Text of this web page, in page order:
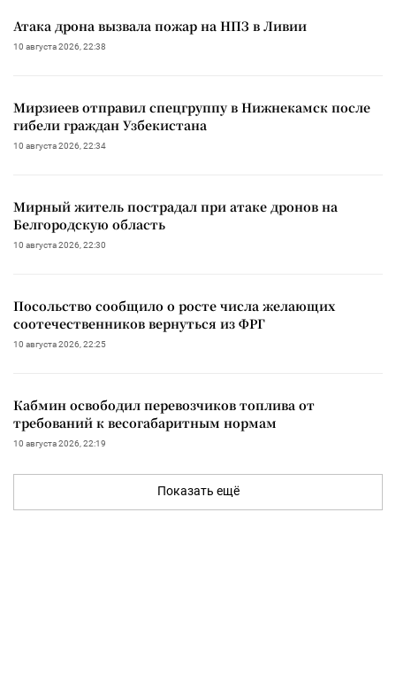
Атака дрона вызвала пожар на НПЗ в Ливии
10 августа 2026, 22:38
Мирзиеев отправил спецгруппу в Нижнекамск после
гибели граждан Узбекистана
10 августа 2026, 22:34
Мирный житель пострадал при атаке дронов на
Белгородскую область
10 августа 2026, 22:30
Посольство сообщило о росте числа желающих
соотечественников вернуться из ФРГ
10 августа 2026, 22:25
Кабмин освободил перевозчиков топлива от
требований к весогабаритным нормам
10 августа 2026, 22:19
Показать ещё